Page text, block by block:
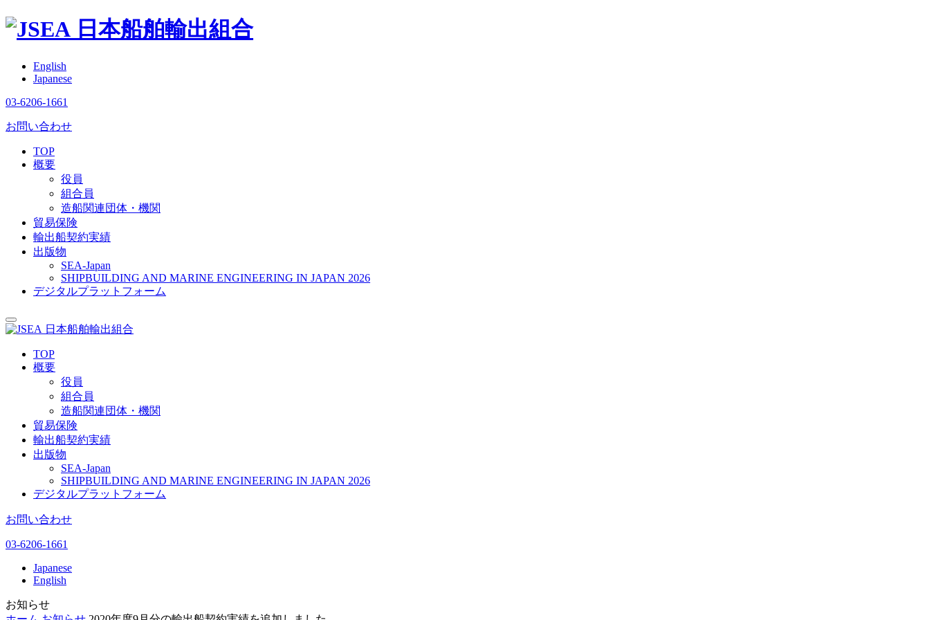
日本船舶輸出組合
English
Japanese
03-6206-1661
お問い合わせ
TOP
概要
役員
組合員
造船関連団体・機関
貿易保険
輸出船契約実績
出版物
SEA-Japan
SHIPBUILDING AND MARINE ENGINEERING IN JAPAN 2026
デジタルプラットフォーム
日本船舶輸出組合
TOP
概要
役員
組合員
造船関連団体・機関
貿易保険
輸出船契約実績
出版物
SEA-Japan
SHIPBUILDING AND MARINE ENGINEERING IN JAPAN 2026
デジタルプラットフォーム
お問い合わせ
03-6206-1661
Japanese
English
お知らせ